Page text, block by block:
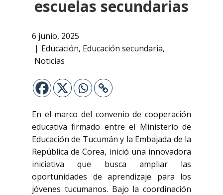
escuelas secundarias
6 junio, 2025
Educación, Educación secundaria,
Noticias
En el marco del convenio de cooperación
educativa firmado entre el Ministerio de
Educación de Tucumán y la Embajada de la
República de Corea, inició una innovadora
iniciativa que busca ampliar las
oportunidades de aprendizaje para los
jóvenes tucumanos. Bajo la coordinación